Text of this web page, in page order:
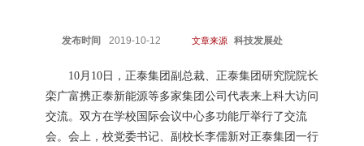
发布时间 2019-10-12 文章来源 科技发展处
10月 10日，正泰集团副总裁、正泰集团研究院院长
栾广富携正泰新能源等多家集团公司代表来上科大访问
交流。双方在学校国际会议中心多功能厅举行了交流
会。会上，校党委书记、副校长李儒新对正泰集团一行